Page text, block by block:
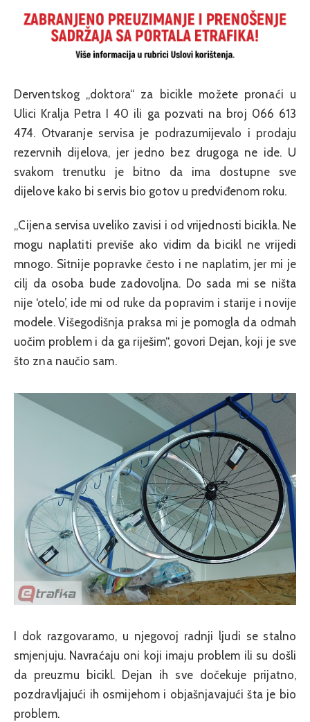
Derventskog „doktora“ za bicikle možete pronaći u
Ulici Kralja Petra I 40 ili ga pozvati na broj 066 613
474. Otvaranje servisa je podrazumijevalo i prodaju
rezervnih dijelova, jer jedno bez drugoga ne ide. U
svakom trenutku je bitno da ima dostupne sve
dijelove kako bi servis bio gotov u predviđenom roku.
„Cijena servisa uveliko zavisi i od vrijednosti bicikla. Ne
mogu naplatiti previše ako vidim da bicikl ne vrijedi
mnogo. Sitnije popravke često i ne naplatim, jer mi je
cilj da osoba bude zadovoljna. Do sada mi se ništa
nije ‘otelo’, ide mi od ruke da popravim i starije i novije
modele. Višegodišnja praksa mi je pomogla da odmah
uočim problem i da ga riješim“, govori Dejan, koji je sve
što zna naučio sam.
I dok razgovaramo, u njegovoj radnji ljudi se stalno
smjenjuju. Navraćaju oni koji imaju problem ili su došli
da preuzmu bicikl. Dejan ih sve dočekuje prijatno,
pozdravljajući ih osmijehom i objašnjavajući šta je bio
problem.